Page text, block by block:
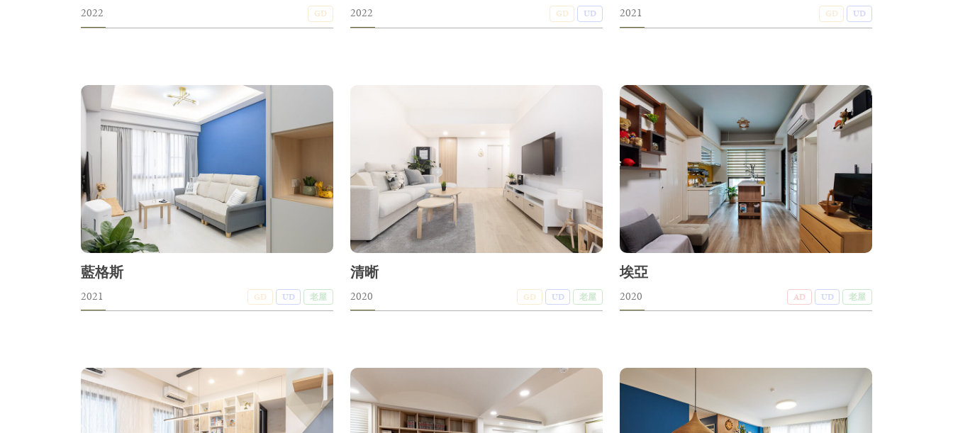
2022 GD 2022 GD UD 2021 GD UD
藍格斯
2021 GD UD 老屋
清晰
2020 GD UD 老屋
埃亞
2020 AD UD 老屋